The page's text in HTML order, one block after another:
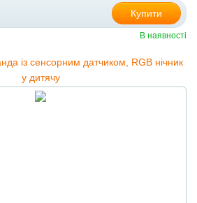
Купити
В наявності
із сенсорним датчиком, RGB нічник
у дитячу